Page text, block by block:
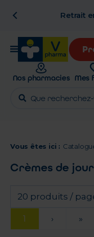
Retrait
Nos pharmacies Mes
Vous êtes ici :
Crèmes de
20 produits /
1 › »